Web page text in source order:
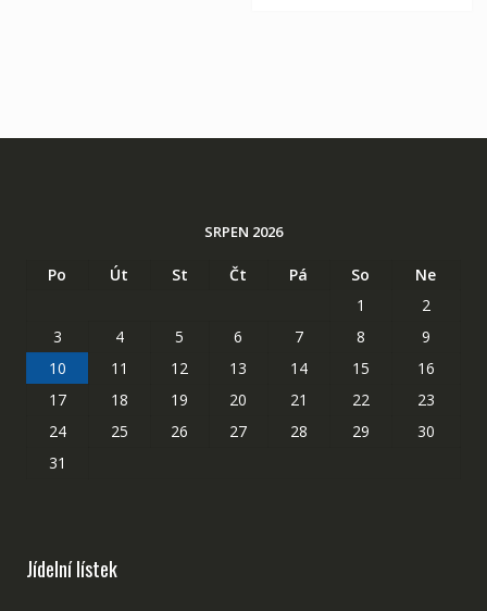
SRPEN 2026
Po Út St Čt Pá So
Ne
1
2
3
4 5 6 7 8
9
10
11 12 13 14 15
16
17
18 19 20 21 22
23
24
25 26 27 28 29
30
31
Jídelní lístek